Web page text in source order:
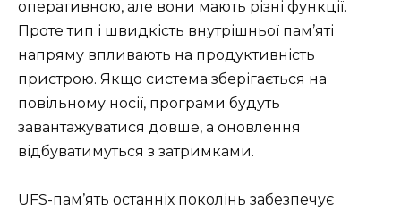
оперативною, але вони мають різні функції.
Проте тип і швидкість внутрішньої пам’яті
напряму впливають на продуктивність
пристрою. Якщо система зберігається на
повільному носії, програми будуть
завантажуватися довше, а оновлення
відбуватимуться з затримками.
UFS-пам’ять останніх поколінь забезпечує